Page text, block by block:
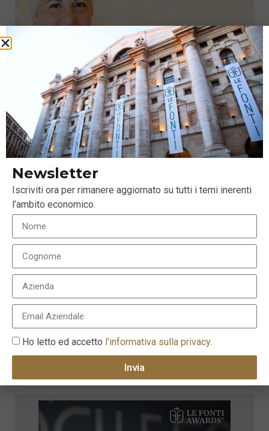
11 Aprile 2018
Newsletter
Iscriviti ora per rimanere aggiornato su tutti i temi inerenti
l’ambito economico.
Ho letto ed accetto l'informativa sulla privacy.
Invia